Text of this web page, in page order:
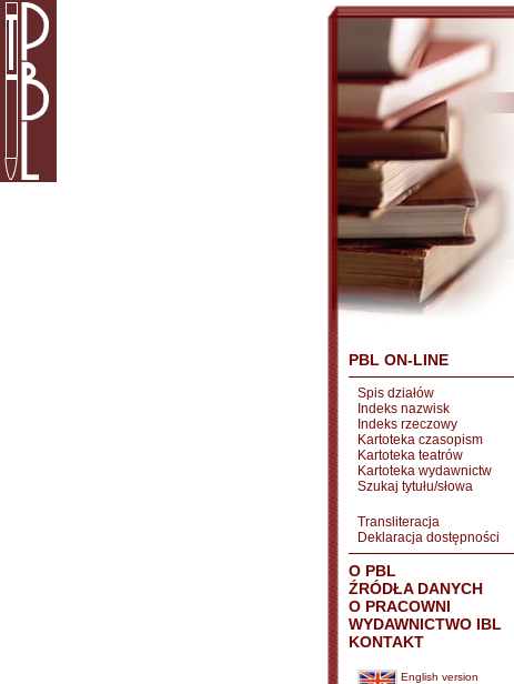
PBL ON-LINE
Spis działów
Indeks nazwisk
Indeks rzeczowy
Kartoteka czasopism
Kartoteka teatrów
Kartoteka wydawnictw
Szukaj tytułu/słowa
Transliteracja
Deklaracja dostępności
O PBL
ŹRÓDŁA DANYCH
O PRACOWNI
WYDAWNICTWO IBL
KONTAKT
English version